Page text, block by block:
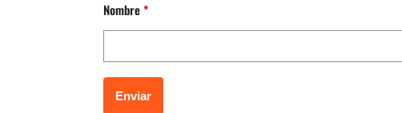
Nombre*